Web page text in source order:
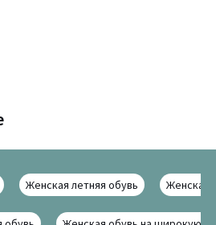
Женская летняя обувь Женская